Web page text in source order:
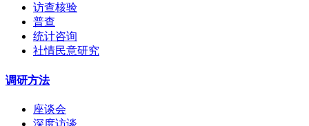
访查核验
普查
统计咨询
社情民意研究
调研方法
座谈会
深度访谈